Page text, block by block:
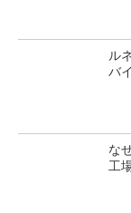
ル
バ
な
工